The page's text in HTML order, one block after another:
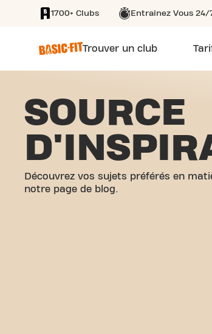
SKIP TO MAIN CONTENT
1700+ Clubs Entraînez Vous 24/
Trouver un club
SOURCE
Découvrez vos sujets préférés en
notre page de blog.